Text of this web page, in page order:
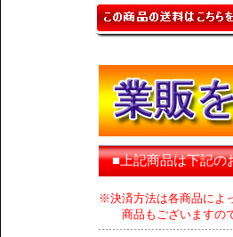
■上記商品は下記の
※決済方法は各商品によ
商品もございますので